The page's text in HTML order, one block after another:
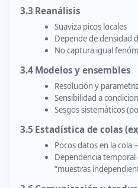
3.3 Reanálisis
Suaviza picos locales
Depende de densidad
No captura igual
3.4 Modelos y ensembles
Resolución y
Sensibilidad a
Sesgos sistemáticos
3.5 Estadística de colas
Pocos datos en la
Dependencia
“muestras